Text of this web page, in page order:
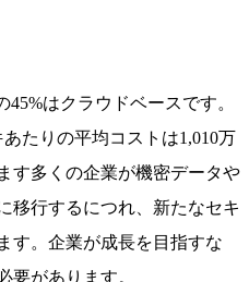
はクラウドベースです。
たりの平均コストは1,010万
す多くの企業が機密データや
移行するにつれ、新たなセキ
す。企業が成長を目指すな
要があります。